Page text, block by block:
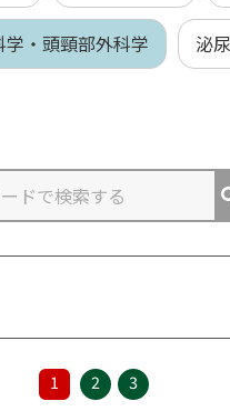
学・頭頸部外科学 泌
1 2 3